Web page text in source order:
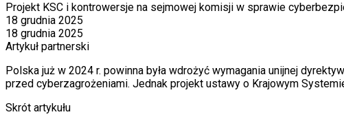
Projekt KSC i kontrowersje na sejmowej komisji w sprawie
18 grudnia 2025
18 grudnia 2025
Artykuł partnerski
Polska już w 2024 r. powinna była wdrożyć wymagania unijnej
przed cyberzagrożeniami. Jednak projekt ustawy o Krajowym
Skrót artykułu